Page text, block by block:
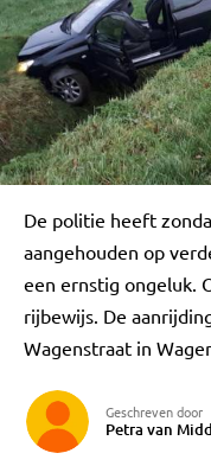
De politie heeft
aangehouden op
een ernstig ongeluk.
rijbewijs. De
Wagenstraat in
Geschreven door
Petra van